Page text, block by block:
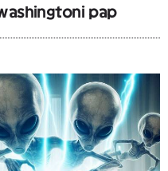
pap